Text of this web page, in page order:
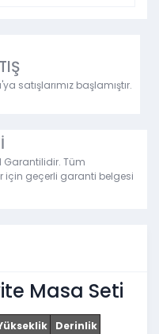
satışlarımız başlamıştır.
Garantilidir. Tüm
için geçerli garanti belgesi
Masa Seti
Derinlik